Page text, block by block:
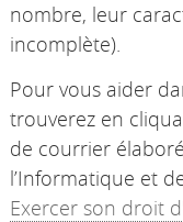
nombre, leur
incomplète).
Pour vous aider
trouverez en
de courrier
l’Informatique et
Exercer son droit